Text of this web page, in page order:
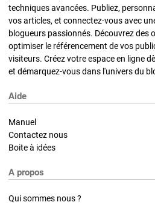
techniques avancées. Publiez,
vos articles, et connectez-vous avec
blogueurs passionnés. Découvrez des
optimiser le référencement de vos
visiteurs. Créez votre espace en ligne
et démarquez-vous dans l'univers du
Aide
Manuel
Contactez nous
Boite à idées
A propos
Qui sommes nous ?